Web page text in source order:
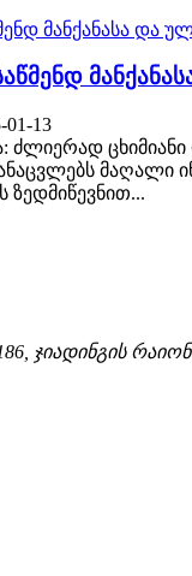
13
ძლიერად
მაღალი
ზედმიწევნით...
ჯიადინგის